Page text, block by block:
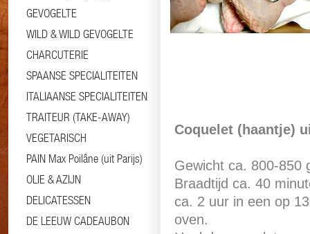
GEVOGELTE
WILD & WILD GEVOGELTE
CHARCUTERIE
SPAANSE SPECIALITEITEN
ITALIAANSE SPECIALITEITEN
TRAITEUR (TAKE-AWAY)
VEGETARISCH
PAIN Max Poilâne (uit Parijs)
OLIE & AZIJN
DELICATESSEN
DE LEEUW CADEAUBON
Coquelet (haantje)
Gewicht ca. 800-850
Braadtijd ca. 40
ca. 2 uur in een op
oven.